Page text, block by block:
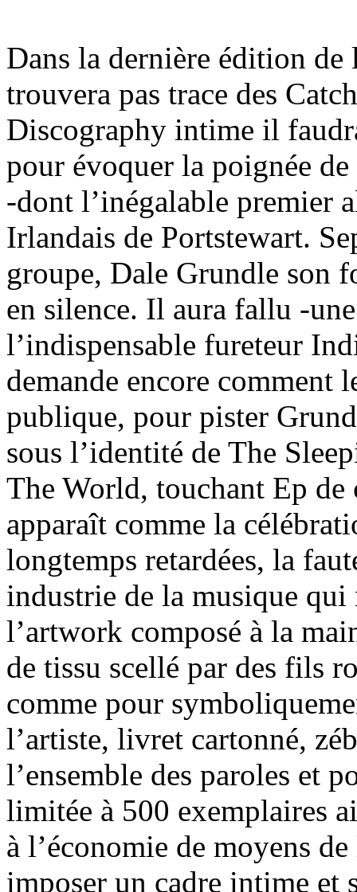
Dans la dernière édition
trouvera pas trace des
Discography intime il
pour évoquer la poignée
-dont l’inégalable premier
Irlandais de Portstewart.
groupe, Dale Grundle son
en silence. Il aura fallu -
l’indispensable fureteur
demande encore comment
publique, pour pister
sous l’identité de The
The World, touchant Ep
apparaît comme la
longtemps retardées, la
industrie de la musique qui
l’artwork composé à la
de tissu scellé par des fils
comme pour
l’artiste, livret cartonné,
l’ensemble des paroles et
limitée à 500 exemplaires
à l’économie de moyens
imposer un cadre intime et